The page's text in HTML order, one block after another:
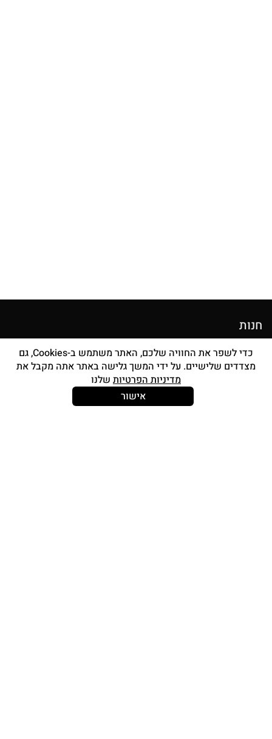
חנות
מוצרי איפור
סטים מברשות
כדי לשפר את החוויה שלכם, האתר משתמש ב-Cookies, גם
מצדדים שלישיים. על ידי המשך גלישה באתר אתה מקבל את
מדיניות הפרטיות שלנו
אישור